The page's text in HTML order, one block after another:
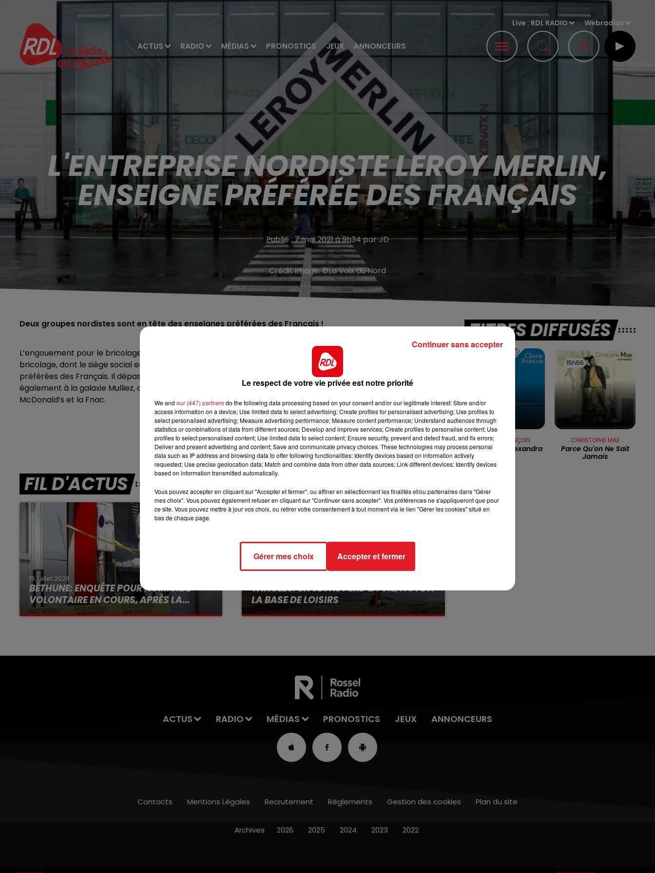
ACTUS RADIO MÉDIAS PRONOSTICS JEUX ANNONCEURS
Live : RDL RADIO Webradios
7h00 - 10h00
DEBOUT C'EST L'HEURE
12h00 - 13h00
RDL & VOUS
L'ENTREPRISE NORDISTE LEROY MERLIN,
ENSEIGNE PRÉFÉRÉE DES FRANÇAIS
Publié : 7 mai 2021 à 9h34 par JD
Crédit image:©La Voix du Nord
Deux groupes nordistes sont en tête des enseignes préférées des Français !
L’engouement pour le bricolage n’a jamais été aussi fort, contexte sanitaire oblige. Leroy Merlin, géant du
bricolage, dont le siège social est basé dans la métropole lilloise, décroche la première place des enseignes
préférées des Français. Il dépasse pour la première fois Decathlon. Le leader du sport, qui appartient
également à la galaxie Mulliez, occupait la première position depuis 2 ans. Viennent ensuite Amazon, Ikea,
McDonald’s et la Fnac.
FIL D'ACTUS
15 juillet 2026
BÉTHUNE: ENQUÊTE POUR HOMICIDE
VOLONTAIRE EN COURS, APRÈS LA...
Selon les premiers éléments, le logement
WINGLES: UN JEUNE PERD LA VIE, NOYÉ À
LA BASE DE LOISIRS
La victime a coulé à pic
TITRES DIFFUSÉS
CLAUDE FRANÇOIS
Alexandrie Alexandra
15h56
15h56
CHRISTOPHE MAE
Parce Qu'on Ne Sait
Jamais
ACTUS RADIO MÉDIAS PRONOSTICS JEUX ANNONCEURS
Contacts Mentions Légales Recrutement Règlements Gestion des cookies Plan du site
Archives 2026 2025 2024 2023 2022
Le respect de votre vie privée est notre priorité
We and our (447) partnersdo the following data processing based on your consent and/or our legitimate interest: Store and/or
access information on a device; Use limited data to select advertising; Create profiles for personalised advertising; Use profiles to
select personalised advertising; Measure advertising performance; Measure content performance; Understand audiences through
statistics or combinations of data from different sources; Develop and improve services; Create profiles to personalise content; Use
profiles to select personalised content; Use limited data to select content; Ensure security, prevent and detect fraud, and fix errors;
Deliver and present advertising and content; Save and communicate privacy choices. These technologies may process personal
data such as IP address and browsing data to offer following functionalities: Identify devices based on information actively
requested; Use precise geolocation data; Match and combine data from other data sources; Link different devices; Identify devices
based on information transmitted automatically.
Vous pouvez accepter en cliquant sur "Accepter et fermer", ou affiner en sélectionnant les finalités et/ou partenaires dans "Gérer
mes choix". Vous pouvez également refuser en cliquant sur "Continuer sans accepter". Vos préférences ne s'appliqueront que pour
ce site. Vous pouvez mettre à jour vos choix, ou retirer votre consentement à tout moment via le lien "Gérer les cookies" situé en
bas de chaque page.
Gérer mes choix Accepter et fermer
Continuer sans accepter